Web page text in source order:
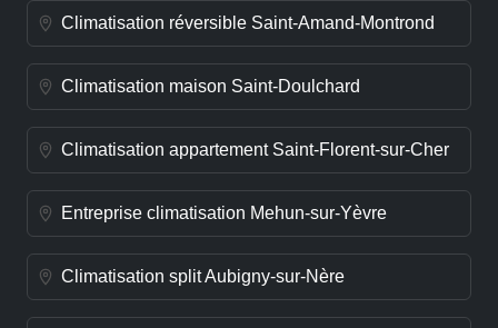
Climatisation réversible Saint-Amand-Montrond
Climatisation maison Saint-Doulchard
Climatisation appartement Saint-Florent-sur-Cher
Entreprise climatisation Mehun-sur-Yèvre
Climatisation split Aubigny-sur-Nère